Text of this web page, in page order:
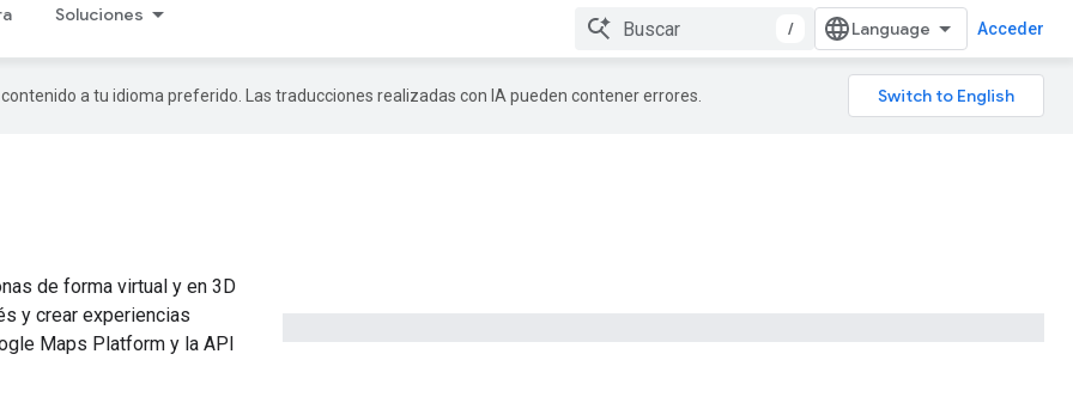
Soluciones
/ Acceder
a tu idioma preferido. Las traducciones realizadas con IA pueden contener errores.
de forma virtual y en 3D
y crear experiencias
Maps Platform y la API